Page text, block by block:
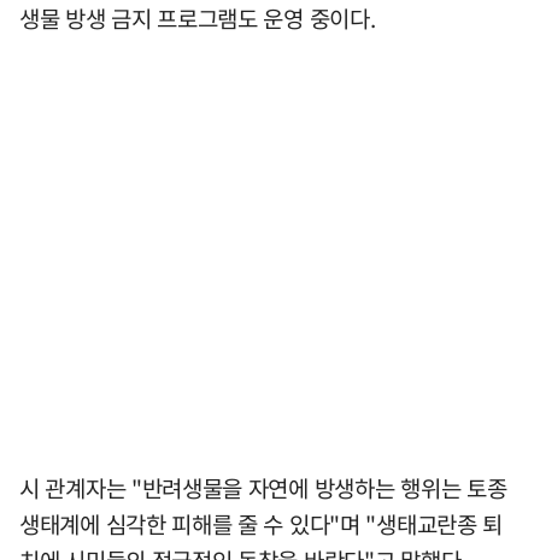
생물 방생 금지 프로그램도 운영 중이다.
시 관계자는 "반려생물을 자연에 방생하는 행위는 토종
생태계에 심각한 피해를 줄 수 있다"며 "생태교란종 퇴